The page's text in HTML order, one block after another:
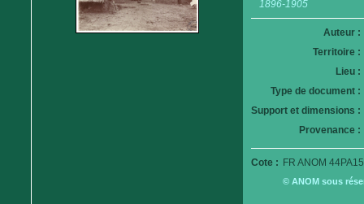
1896-1905
Auteur :
Territoire :
Lieu :
Type de document :
Support et dimensions :
Provenance :
Cote : FR ANOM
© ANOM sous